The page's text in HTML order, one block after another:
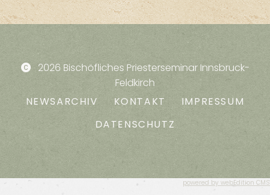
2026 Bischöfliches Priesterseminar Innsbruck-
Feldkirch
NEWSARCHIV
KONTAKT
IMPRESSUM
DATENSCHUTZ
powered by webEdition CMS